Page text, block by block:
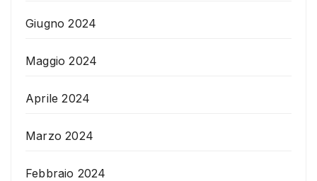
Giugno 2024
Maggio 2024
Aprile 2024
Marzo 2024
Febbraio 2024